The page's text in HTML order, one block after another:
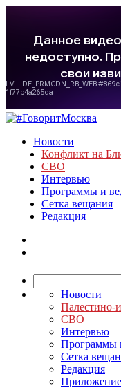
Новости
Конфликт на
СВО
Интервью
Программы и
Сетка вещания
Редакция
Новости
Палестино-
СВО
Интервью
Программы
Сетка
Редакция
Приложение